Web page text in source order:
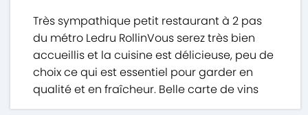
Très sympathique petit restaurant à 2 pas
du métro Ledru RollinVous serez très bien
accueillis et la cuisine est délicieuse, peu de
choix ce qui est essentiel pour garder en
qualité et en fraîcheur. Belle carte de vins